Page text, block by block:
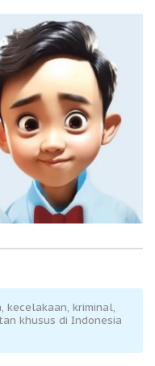
kecelakaan, kriminal,
khusus di Indonesia